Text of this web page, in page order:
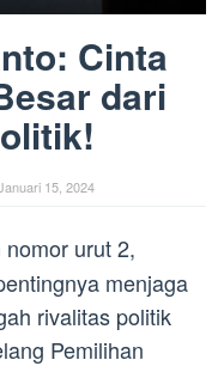
Cinta
dari
15, 2024
urut 2,
menjaga
rivalitas politik
Pemilihan